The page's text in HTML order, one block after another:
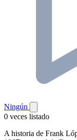
Ningún
0 veces listado
A historia de Frank